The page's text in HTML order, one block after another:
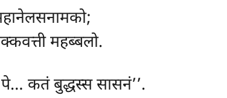
महब्बलो.
कतं बुद्धस्स सासनं’’.